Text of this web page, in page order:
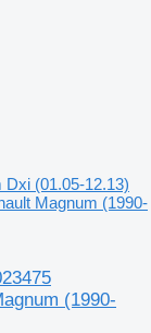
Dxi (01.05-12.13)
Magnum (1990-
(1990-